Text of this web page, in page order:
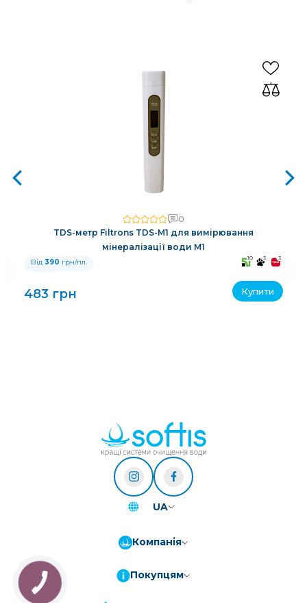
0
TDS-метр Filtrons TDS-M1 для вимірювання
мінералізації води M1
Від 390 грн/пл. 10 3 3
483 грн Купити
UA
Компанія
Покупцям